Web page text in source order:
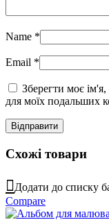
Name *
Email *
Зберегти моє
для моїх подальших
Схожі товари
Додати до списку
Compare